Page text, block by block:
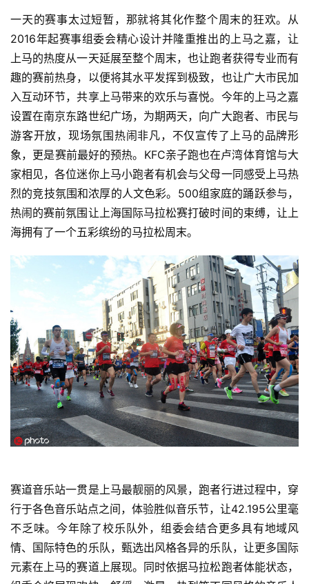
比
赛
观
装
备
训
练
视
用
户
精
选
运
一天的赛事太过短暂，那就将其化作整个周末的狂欢。从
2016年起赛事组委会精心设计并隆重推出的上马之嘉，让
上马的热度从一天延展至整个周末，也让跑者获得专业而有
趣的赛前热身，以便将其水平发挥到极致，也让广大市民加
入互动环节，共享上马带来的欢乐与喜悦。今年的上马之嘉
设置在南京东路世纪广场，为期两天，向广大跑者、市民与
游客开放，现场氛围热闹非凡，不仅宣传了上马的品牌形
象，更是赛前最好的预热。KFC亲子跑也在卢湾体育馆与大
家相见，各位迷你上马小跑者有机会与父母一同感受上马热
烈的竞技氛围和浓厚的人文色彩。500组家庭的踊跃参与，
热闹的赛前氛围让上海国际马拉松赛打破时间的束缚，让上
海拥有了一个五彩缤纷的马拉松周末。
赛道音乐站一贯是上马最靓丽的风景，跑者行进过程中，穿
行于各色音乐站点之间，体验胜似音乐节，让42.195公里毫
不乏味。今年除了校乐队外，组委会结合更多具有地域风
情、国际特色的乐队，甄选出风格各异的乐队，让更多国际
元素在上马的赛道上展现。同时依据马拉松跑者体能状态，